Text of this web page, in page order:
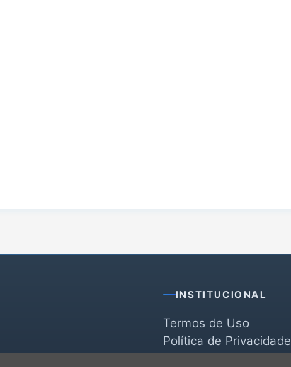
INSTITUCIONAL
Termos de Uso
Política de Privacidade